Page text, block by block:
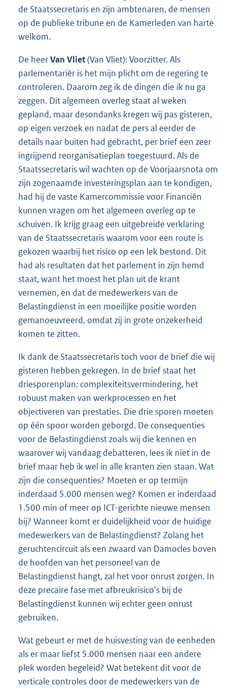
de Staatssecretaris en zijn ambtenaren, de mensen
op de publieke tribune en de Kamerleden van harte
welkom.
De heerVan Vliet(Van Vliet): Voorzitter. Als
parlementariër is het mijn plicht om de regering te
controleren. Daarom zeg ik de dingen die ik nu ga
zeggen. Dit algemeen overleg staat al weken
gepland, maar desondanks kregen wij pas gisteren,
op eigen verzoek en nadat de pers al eerder de
details naar buiten had gebracht, per brief een zeer
ingrijpend reorganisatieplan toegestuurd. Als de
Staatssecretaris wil wachten op de Voorjaarsnota om
zijn zogenaamde investeringsplan aan te kondigen,
had hij de vaste Kamercommissie voor Financiën
kunnen vragen om het algemeen overleg op te
schuiven. Ik krijg graag een uitgebreide verklaring
van de Staatssecretaris waarom voor een route is
gekozen waarbij het risico op een lek bestond. Dit
had als resultaten dat het parlement in zijn hemd
staat, want het moest het plan uit de krant
vernemen, en dat de medewerkers van de
Belastingdienst in een moeilijke positie worden
gemanoeuvreerd, omdat zij in grote onzekerheid
komen te zitten.
Ik dank de Staatssecretaris toch voor de brief die wij
gisteren hebben gekregen. In de brief staat het
driesporenplan: complexiteitsvermindering, het
robuust maken van werkprocessen en het
objectiveren van prestaties. Die drie sporen moeten
op één spoor worden geborgd. De consequenties
voor de Belastingdienst zoals wij die kennen en
waarover wij vandaag debatteren, lees ik niet in de
brief maar heb ik wel in alle kranten zien staan. Wat
zijn die consequenties? Moeten er op termijn
inderdaad 5.000 mensen weg? Komen er inderdaad
1.500 min of meer op ICT-gerichte nieuwe mensen
bij? Wanneer komt er duidelijkheid voor de huidige
medewerkers van de Belastingdienst? Zolang het
geruchtencircuit als een zwaard van Damocles boven
de hoofden van het personeel van de
Belastingdienst hangt, zal het voor onrust zorgen. In
deze precaire fase met afbreukrisico's bij de
Belastingdienst kunnen wij echter geen onrust
gebruiken.
Wat gebeurt er met de huisvesting van de eenheden
als er maar liefst 5.000 mensen naar een andere
plek worden begeleid? Wat betekent dit voor de
verticale controles door de medewerkers van de